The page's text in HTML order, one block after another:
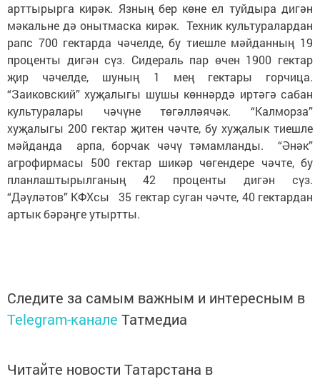
арттырырга кирәк. Язның бер көне ел туйдыра дигән
мәкальне дә онытмаска кирәк. Техник культуралардан
рапс 700 гектарда чәчелде, бу тиешле мәйданның 19
проценты дигән сүз. Сидераль пар өчен 1900 гектар
җир чәчелде, шуның 1 мең гектары горчица.
“Заиковский” хуҗалыгы шушы көннәрдә иртәгә сабан
культуралары чәчүне төгәлләячәк. “Калморза”
хуҗалыгы 200 гектар җитен чәчте, бу хуҗалык тиешле
мәйданда арпа, борчак чәчү тәмамланды. “Әнәк”
агрофирмасы 500 гектар шикәр чөгендере чәчте, бу
планлаштырылганың 42 проценты дигән сүз.
“Дәүләтов” КФХсы 35 гектар суган чәчте, 40 гектардан
артык бәрәңге утыртты.
Следите за самым важным и интересным в
Telegram-канале Татмедиа
Читайте новости Татарстана в